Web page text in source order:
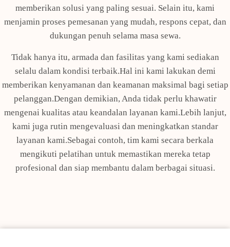
memberikan solusi yang paling sesuai. Selain itu, kami
menjamin proses pemesanan yang mudah, respons cepat, dan
dukungan penuh selama masa sewa.
Tidak hanya itu, armada dan fasilitas yang kami sediakan
selalu dalam kondisi terbaik.Hal ini kami lakukan demi
memberikan kenyamanan dan keamanan maksimal bagi setiap
pelanggan.Dengan demikian, Anda tidak perlu khawatir
mengenai kualitas atau keandalan layanan kami.Lebih lanjut,
kami juga rutin mengevaluasi dan meningkatkan standar
layanan kami.Sebagai contoh, tim kami secara berkala
mengikuti pelatihan untuk memastikan mereka tetap
profesional dan siap membantu dalam berbagai situasi.